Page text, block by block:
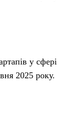
у сфері
2025 року.